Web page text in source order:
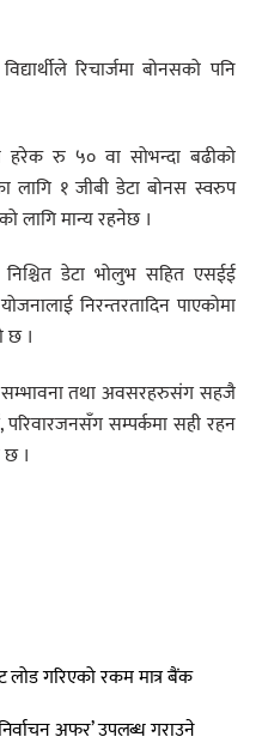
रिचार्जमा बोनसको पनि
हरेक रु ५० वा सोभन्दा बढीको
लागि १ जीबी डेटा बोनस स्वरुप
लागि मान्य रहनेछ ।
निश्चित डेटा भोलुभ सहित एसईई
निरन्तरतादिन पाएकोमा
छ ।
सम्भावना तथा अवसरहरुसंग सहजै
सम्पर्कमा सही रहन
।
लोड गरिएको रकम मात्र बैंक
अफर’ उपलब्ध गराउने